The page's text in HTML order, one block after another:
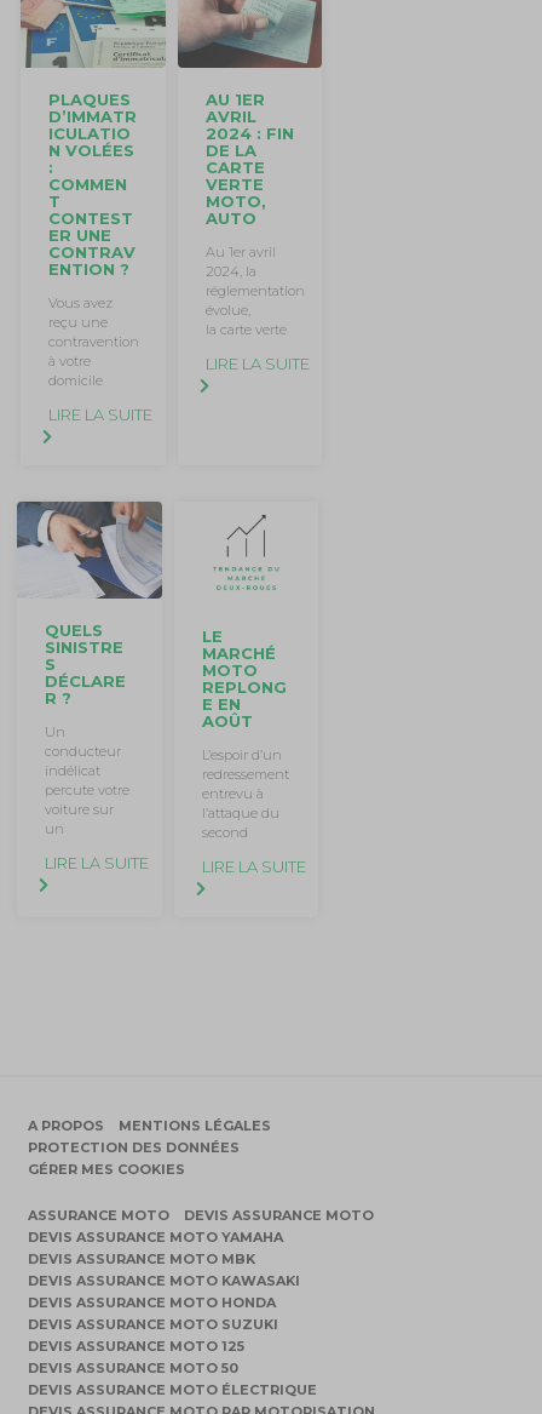
PLAQUES
D’IMMATR
ICULATIO
N VOLÉES
:
COMMEN
T
CONTEST
ER UNE
CONTRAV
ENTION ?
Vous avez
reçu une
contravention
à votre
domicile
LIRE LA SUITE
AU 1ER
AVRIL
2024 : FIN
DE LA
CARTE
VERTE
MOTO,
AUTO
Au 1er avril
2024, la
réglementation
évolue,
la carte verte
LIRE LA SUITE
QUELS
SINISTRE
S
DÉCLARE
R ?
Un
conducteur
indélicat
percute votre
voiture sur
un
LIRE LA SUITE
LE
MARCHÉ
MOTO
REPLONG
E EN
AOÛT
L’espoir d’un
redressement
entrevu à
l’attaque du
second
LIRE LA SUITE
A PROPOS
MENTIONS LÉGALES
PROTECTION DES DONNÉES
GÉRER MES COOKIES
ASSURANCE MOTO
DEVIS ASSURANCE MOTO
DEVIS ASSURANCE MOTO YAMAHA
DEVIS ASSURANCE MOTO MBK
DEVIS ASSURANCE MOTO KAWASAKI
DEVIS ASSURANCE MOTO HONDA
DEVIS ASSURANCE MOTO SUZUKI
DEVIS ASSURANCE MOTO 125
DEVIS ASSURANCE MOTO 50
DEVIS ASSURANCE MOTO ÉLECTRIQUE